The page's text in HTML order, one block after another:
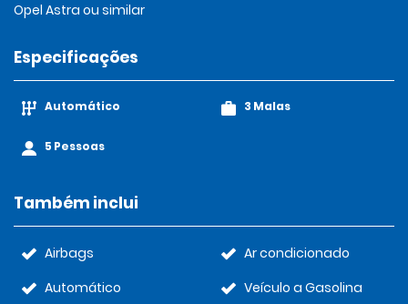
Opel Astra ou similar
Especificações
Automático
5 Pessoas
3 Malas
Também inclui
Airbags
Automático
Ar condicionado
Veículo a Gasolina